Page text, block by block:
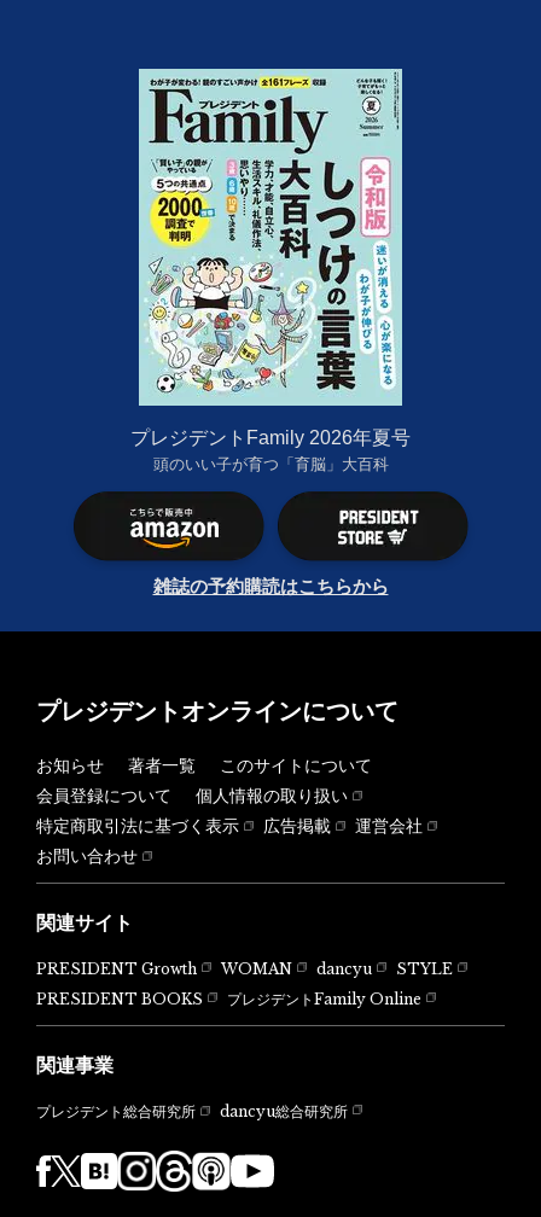
プレジデントFamily 2026年夏号
頭のいい子が育つ「育脳」大百科
雑誌の予約購読はこちらから
プレジデントオンラインについて
お知らせ 著者一覧
このサイトについて
会員登録について
個人情報の取り扱い
特定商取引法に基づく表示
広告掲載
運営会社
お問い合わせ
関連サイト
PRESIDENT Growth WOMAN dancyu
STYLE
PRESIDENT BOOKS
プレジデントFamily Online
関連事業
プレジデント総合研究所 dancyu総合研究所